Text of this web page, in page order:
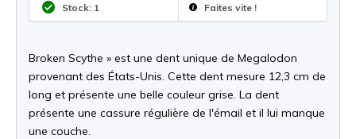
Stock: 1 Faites vite !
Broken Scythe » est une dent unique de Megalodon
provenant des États-Unis. Cette dent mesure 12,3 cm de
long et présente une belle couleur grise. La dent
présente une cassure régulière de l'émail et il lui manque
une couche.